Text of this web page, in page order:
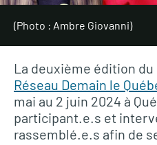
(Photo : Ambre Giovanni)
La deuxième édition
Réseau Demain le
mai au 2 juin 2024 à
participant.e.s et
rassemblé.e.s afin de